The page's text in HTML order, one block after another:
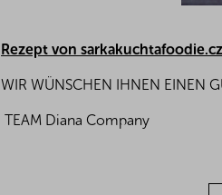
Rezept von sarkakuchtafoodie.cz
WIR WÜNSCHEN IHNEN EINEN
TEAM Diana Company